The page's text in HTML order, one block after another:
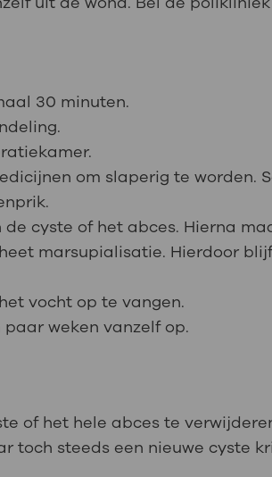
30 minuten.
om slaperig te worden.
cyste of het abces. Hierna
marsupialisatie. Hierdoor
vocht op te vangen.
weken vanzelf op.
of het hele abces te
toch steeds een nieuwe cyste